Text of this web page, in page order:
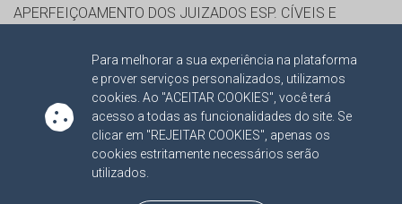
Para melhorar a sua experiência na plataforma
e prover serviços personalizados, utilizamos
cookies. Ao "ACEITAR COOKIES", você terá
acesso a todas as funcionalidades do site. Se
clicar em "REJEITAR COOKIES", apenas os
cookies estritamente necessários serão
utilizados.
APERFEIÇOAMENTO DOS JUIZADOS ESP. CÍVEIS E
INTERESSADO(S):JULIO DIAS DE ALMEIDA, SERVIX
INFORMÁTICA LTDA
ADVOGADO(S):NÃO HÁ
CONS. MARCIO CAMPOS MONTEIRO